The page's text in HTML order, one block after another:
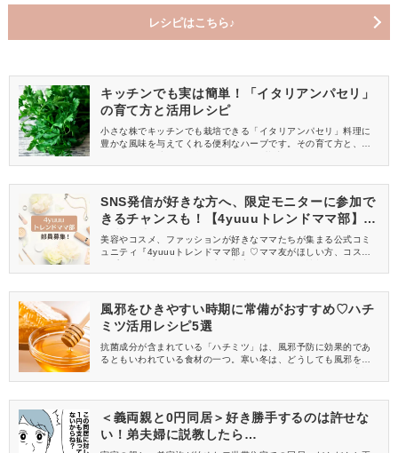
レシピはこちら♪
キッチンでも実は簡単！「イタリアンパセリ」
の育て方と活用レシピ
小さな株でキッチンでも栽培できる「イタリアンパセリ」料理に
豊かな風味を与えてくれる便利なハーブです。その育て方と、お
レンジしてみてくださいね。
SNS発信が好きな方へ、限定モニターに参加で
きるチャンスも！【4yuuuトレンドママ部】部
員募集中
美容やコスメ、ファッションが好きなママたちが集まる公式コミ
ュニティ『4yuuuトレンドママ部』♡ママ友がほしい方、コスメサ
信してくれる方を募集しています！
風邪をひきやすい時期に常備がおすすめ♡ハチ
ミツ活用レシピ5選
抗菌成分が含まれている「ハチミツ」は、風邪予防に効果的であ
るともいわれている食材の一つ。寒い冬は、どうしても風邪をひ
んなの体調管理にきっと役立ちますよ♪今回は、簡単に作れてパパ
＜義両親と0円同居＞好き勝手するのは許せな
い！弟夫婦に説教したら…